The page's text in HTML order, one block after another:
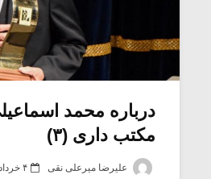
درباره محمد
مکتب داری (۳)
علیرضا میرعلی نقی ۴ خرداد ۱۳۹۹